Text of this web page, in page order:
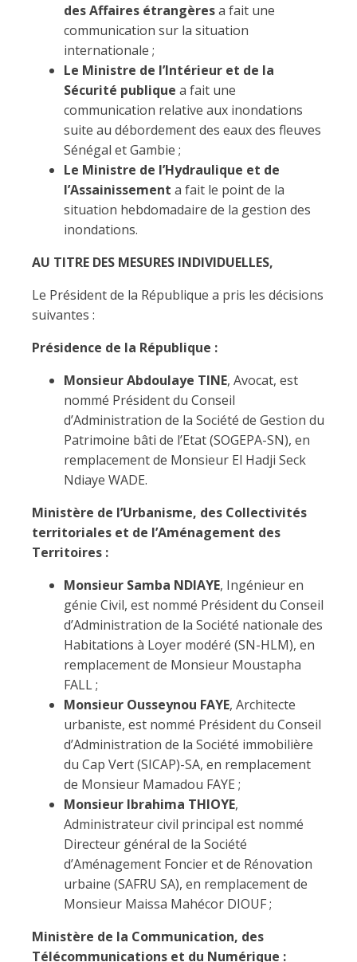
des Affaires étrangèresa fait une
communication sur la situation
internationale ;
Le Ministre de l’Intérieur et de la
Sécurité publique a fait une
communication relative aux inondations
suite au débordement des eaux des fleuves
Sénégal et Gambie ;
Le Ministre de l’Hydraulique et de
l’Assainissement a fait le point de la
situation hebdomadaire de la gestion des
inondations.
AU TITRE DES MESURES INDIVIDUELLES,
Le Président de la République a pris les décisions
suivantes :
Présidence de la République :
Monsieur Abdoulaye TINE, Avocat, est
nommé Président du Conseil
d’Administration de la Société de Gestion du
Patrimoine bâti de l’Etat (SOGEPA-SN), en
remplacement de Monsieur El Hadji Seck
Ndiaye WADE.
Ministère de l’Urbanisme, des Collectivités
territoriales et de l’Aménagement des
Territoires :
Monsieur Samba NDIAYE, Ingénieur en
génie Civil, est nommé Président du Conseil
d’Administration de la Société nationale des
Habitations à Loyer modéré (SN-HLM), en
remplacement de Monsieur Moustapha
FALL ;
Monsieur Ousseynou FAYE, Architecte
urbaniste, est nommé Président du Conseil
d’Administration de la Société immobilière
du Cap Vert (SICAP)-SA, en remplacement
de Monsieur Mamadou FAYE ;
Monsieur Ibrahima THIOYE,
Administrateur civil principal est nommé
Directeur général de la Société
d’Aménagement Foncier et de Rénovation
urbaine (SAFRU SA), en remplacement de
Monsieur Maissa Mahécor DIOUF ;
Ministère de la Communication, des
Télécommunications et du Numérique :